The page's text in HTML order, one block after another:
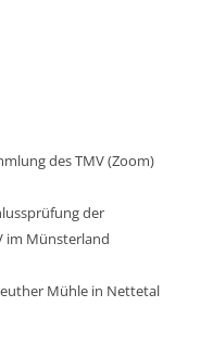
des TMV (Zoom)
der
im Münsterland
Mühle in Nettetal